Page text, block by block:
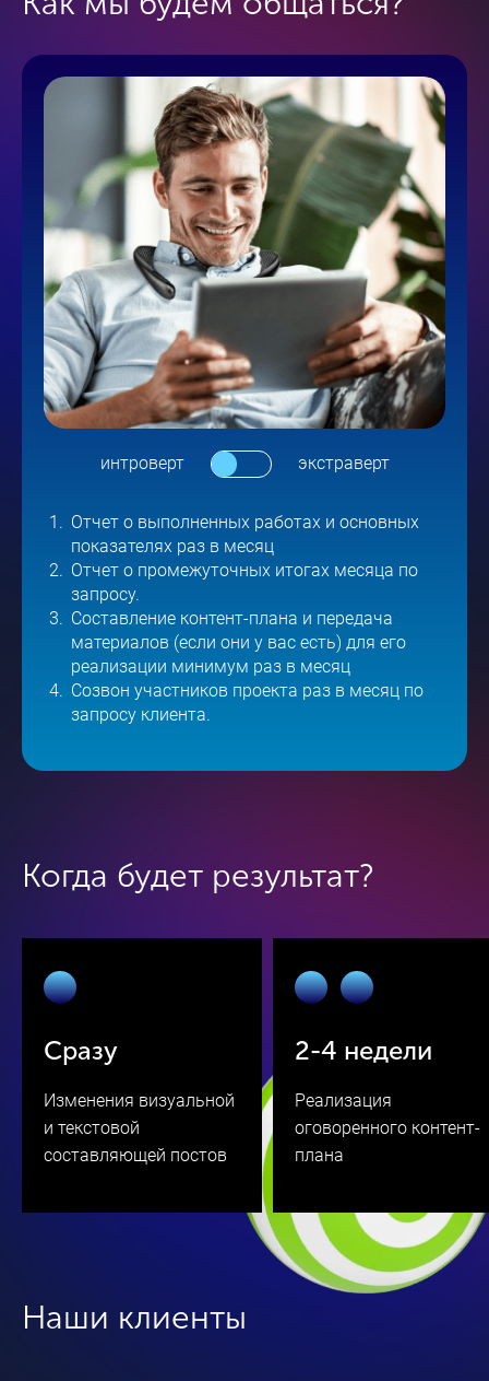
интроверт экстраверт
Отчет о выполненных работах и основных
показателях раз в месяц
Отчет о промежуточных итогах месяца по
запросу.
Составление контент-плана и передача
материалов (если они у вас есть) для его
реализации минимум раз в месяц
Созвон участников проекта раз в месяц по
запросу клиента.
Отчет о выполненных работах и основных
показателях раз в месяц
Отчет о промежуточных итогах месяца по
запросу.
Составление контент-плана и передача
материалов (если они у вас есть) для его
реализации минимум раз в 2 недели.
Созвон участников проекта раз в месяц по
Ситуативная отработка. Генерация
Когда будет результат?
Сразу
Изменения визуальной
и текстовой
составляющей постов
2-4 недели
Реализация
оговоренного контент-
плана
Наши клиенты